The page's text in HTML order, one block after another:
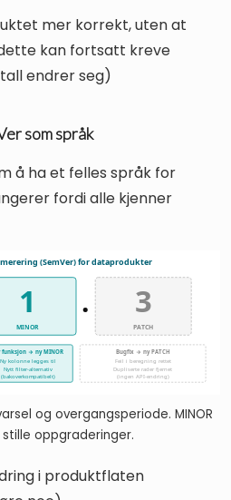
mer korrekt, uten at
kan fortsatt kreve
endrer seg)
som språk
å ha et felles språk for
fordi alle kjenner
og overgangsperiode. MINOR
stille oppgraderinger.
i produktflaten